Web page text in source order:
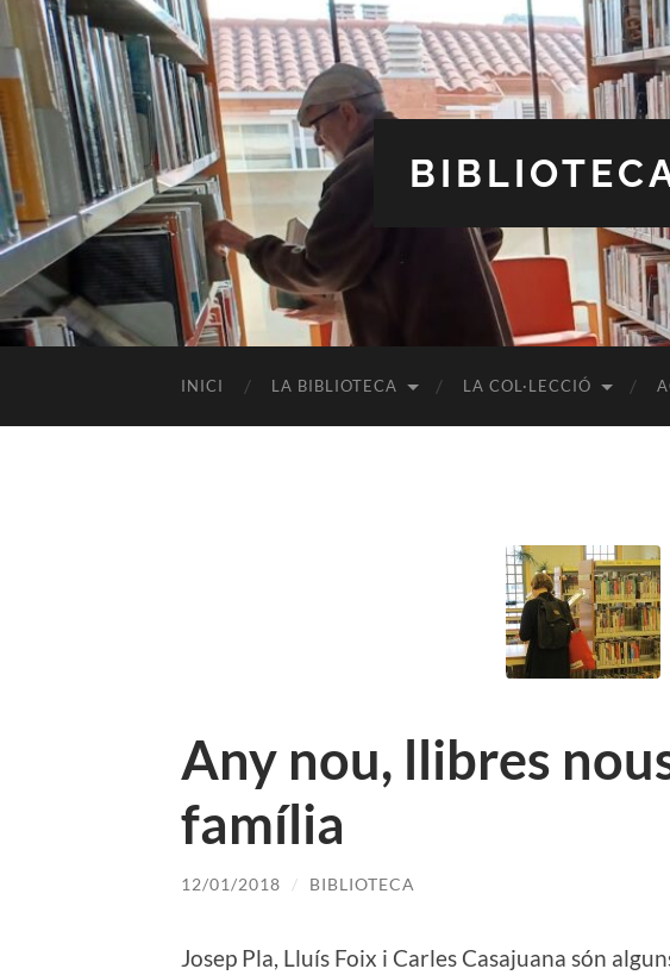
INICI LA BIBLIOTECA LA COL·LECCIÓ
Any nou, llibres
família
12/01/2018 / BIBLIOTECA
Josep Pla, Lluís Foix i Carles Casajuana són